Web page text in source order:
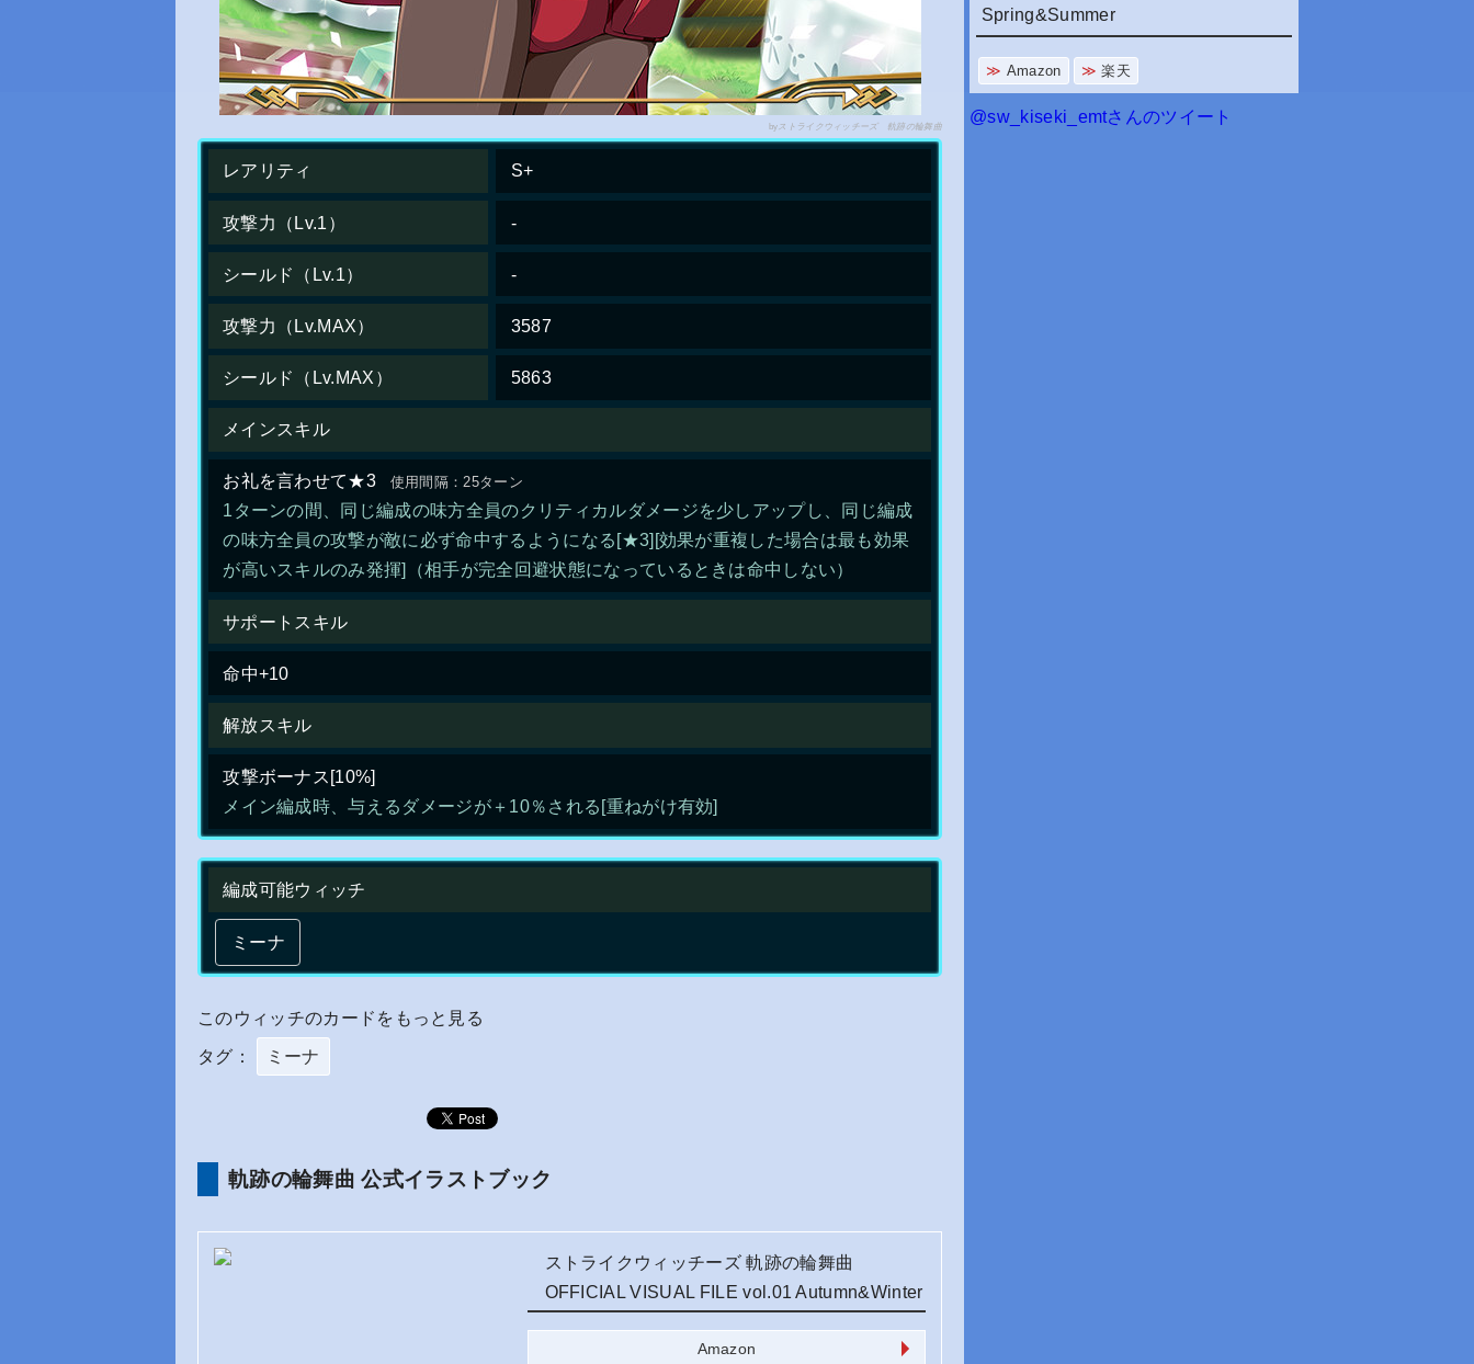
byストライクウィッチーズ 軌跡の輪舞曲
レアリティ S+
攻撃力（Lv.1） -
シールド（Lv.1） -
攻撃力（Lv.MAX） 3587
シールド（Lv.MAX） 5863
メインスキル
お礼を言わせて★3 使用間隔：25ターン
1ターンの間、同じ編成の味方全員のクリティカルダメージを少しアップし、同じ編成
の味方全員の攻撃が敵に必ず命中するようになる[★3][効果が重複した場合は最も効果
が高いスキルのみ発揮]（相手が完全回避状態になっているときは命中しない）
サポートスキル
命中+10
解放スキル
攻撃ボーナス[10%]
メイン編成時、与えるダメージが＋10％される[重ねがけ有効]
編成可能ウィッチ
ミーナ
このウィッチのカードをもっと見る
タグ： ミーナ
軌跡の輪舞曲 公式イラストブック
ストライクウィッチーズ 軌跡の輪舞曲
OFFICIAL VISUAL FILE vol.01 Autumn&Winter
Amazon
Spring&Summer
Amazon 楽天
@sw_kiseki_emtさんのツイート